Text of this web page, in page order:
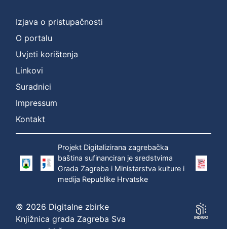
Izjava o pristupačnosti
O portalu
Uvjeti korištenja
Linkovi
Suradnici
Impressum
Kontakt
Projekt Digitalizirana zagrebačka
baština sufinanciran je sredstvima
Grada Zagreba i Ministarstva kulture i
medija Republike Hrvatske
© 2026 Digitalne zbirke
Knjižnica grada Zagreba Sva